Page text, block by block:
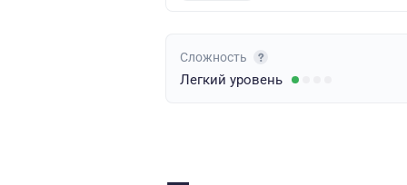
Сложность
Легкий уровень